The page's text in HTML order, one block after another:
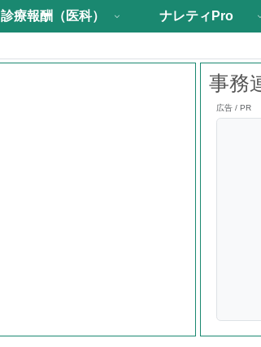
診療報酬（医科） ナレティPro
事務
広告 / PR